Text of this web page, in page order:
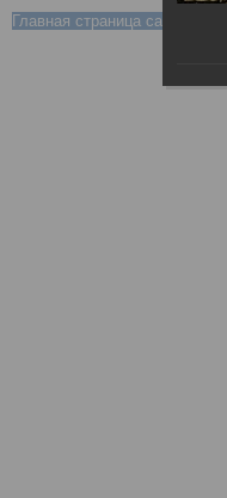
Главная страница сайта ОДКБ